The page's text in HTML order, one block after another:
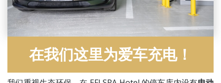
在我们这里为爱车充电！